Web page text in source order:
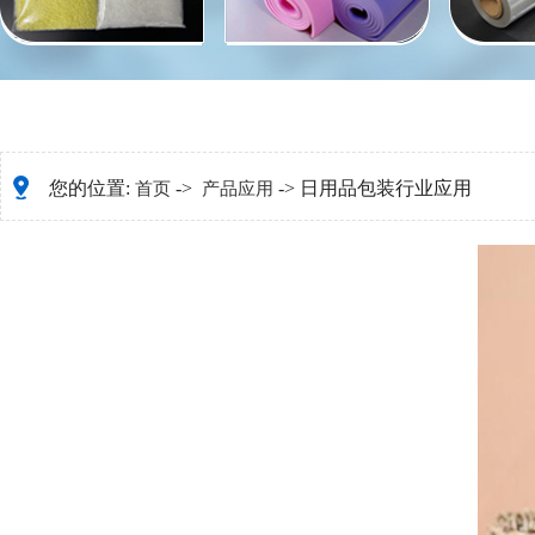
您的位置: 首页 -> 产品应用 -> 日用品包装行业应用